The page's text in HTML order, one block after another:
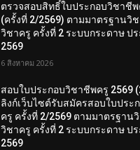
ตรวจสอบสิทธิ์ใบประกอบวิชาชีพ
(ครั้งที่ 2/2569) ตามมาตรฐานวิ
วิชาครู ครั้งที่ 2 ระบบกระดาษ ป
2569
6 สิงหาคม 2026
สอบใบประกอบวิชาชีพครู 2569
ลิงก์เว็บไซต์รับสมัครสอบใบประ
ครู ครั้งที่ 2/2569 ตามมาตรฐาน
วิชาครู ครั้งที่ 2 ระบบกระดาษ ป
2569